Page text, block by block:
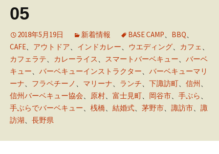
05
2018年5月19日 新着情報 BASE CAMP、 BBQ、
CAFE、 アウトドア、 インドカレー、 ウエディング、 カフェ 、
カフェラテ、 カレーライス 、 スマートバーベキュー、 バーベ
キュー、 バーベキューインストラクター、 バーベキューマリ
ーナ、 フラペチーノ 、 マリーナ、 ランチ、 下諏訪町、 信州 、
信州バーベキュー協会、 原村、 富士見町、 岡谷市、 手ぶら 、
手ぶらでバーベキュー、 桟橋、 結婚式、 茅野市、 諏訪市、 諏
訪湖、 長野県